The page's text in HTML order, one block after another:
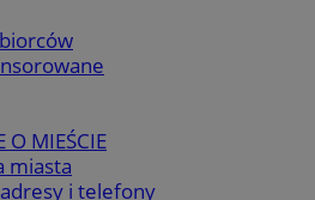
O MIEŚCIE
miasta
i telefony